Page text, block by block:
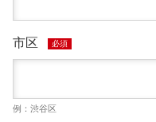
市区 必須
例：渋谷区